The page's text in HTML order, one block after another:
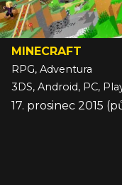
MINECRAFT
RPG, Adventura
17. prosinec 2015